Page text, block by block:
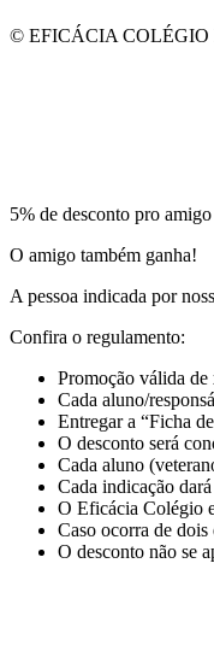
© EFICÁCIA COLÉGIO
5% de desconto pro amigo
O amigo também ganha!
A pessoa indicada por
Confira o regulamento:
Promoção válida
Cada aluno/
Entregar a “Ficha
O desconto será
Cada aluno
Cada indicação
O Eficácia Colégio
Caso ocorra de
O desconto não se